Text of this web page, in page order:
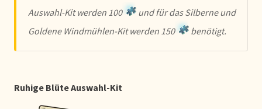
Auswahl-Kit werden 100
und für das Silberne und
Goldene Windmühlen-Kit werden 150
benötigt.
Ruhige Blüte Auswahl-Kit